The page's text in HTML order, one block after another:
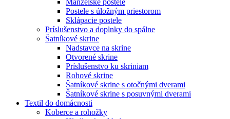
Postele s úložným priestorom
Sklápacie postele
Príslušenstvo a doplnky do spálne
Šatníkové skrine
Nadstavce na skrine
Otvorené skrine
Príslušenstvo ku skriniam
Rohové skrine
Šatníkové skrine s otočnými dverami
Šatníkové skrine s posuvnými dverami
Textil do domácnosti
Koberce a rohožky